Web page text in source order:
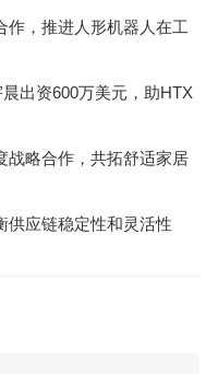
作，推进人形机器人在工
出资600万美元，助HTX
战略合作，共拓舒适家居
供应链稳定性和灵活性